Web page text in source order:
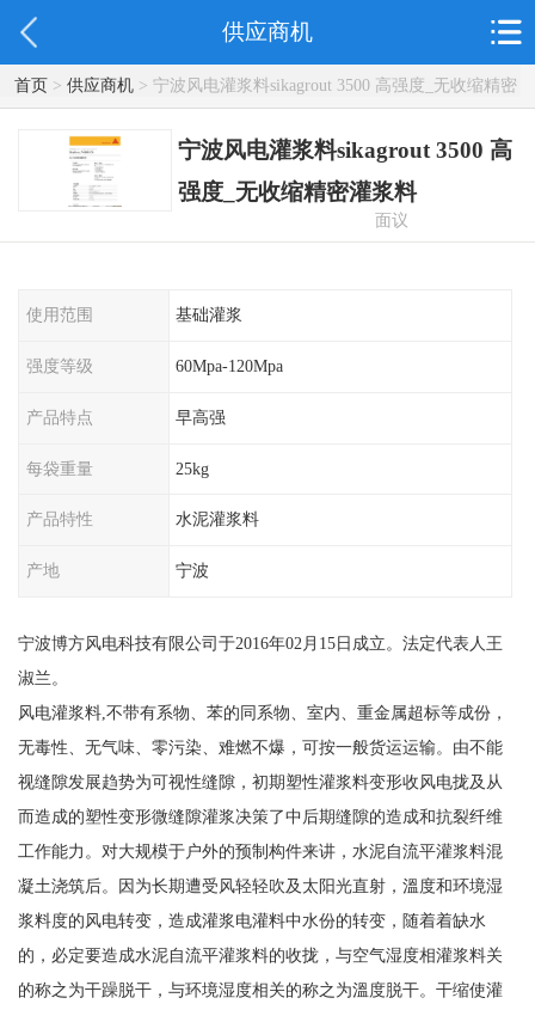
供应商机
首页> 供应商机> 宁波风电灌浆料sikagrout 3500 高强度_无收缩精密
灌浆料
宁波风电灌浆料sikagrout 3500 高
强度_无收缩精密灌浆料
面议
使用范围 基础灌浆
强度等级 60Mpa-120Mpa
产品特点 早高强
每袋重量 25kg
产品特性 水泥灌浆料
产地 宁波
宁波博方风电科技有限公司于2016年02月15日成立。法定代表人王
淑兰。
风电灌浆料,不带有系物、苯的同系物、室内、重金属超标等成份，
无毒性、无气味、零污染、难燃不爆，可按一般货运运输。由不能
视缝隙发展趋势为可视性缝隙，初期塑性灌浆料变形收风电拢及从
而造成的塑性变形微缝隙灌浆决策了中后期缝隙的造成和抗裂纤维
工作能力。对大规模于户外的预制构件来讲，水泥自流平灌浆料混
凝土浇筑后。因为长期遭受风轻轻吹及太阳光直射，溫度和环境湿
浆料度的风电转变，造成灌浆电灌料中水份的转变，随着着缺水
的，必定要造成水泥自流平灌浆料的收拢，与空气湿度相灌浆料关
的称之为干躁脱干，与环境湿度相关的称之为溫度脱干。干缩使灌